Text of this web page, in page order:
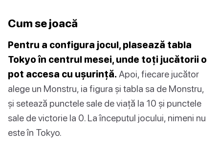
Cum se joacă
Pentru a configura jocul, plasează tabla
Tokyo în centrul mesei, unde toți jucătorii o
pot accesa cu ușurință. Apoi, fiecare jucător
alege un Monstru, ia figura și tabla sa de Monstru,
și setează punctele sale de viață la 10 și punctele
sale de victorie la 0. La începutul jocului, nimeni nu
este în Tokyo.